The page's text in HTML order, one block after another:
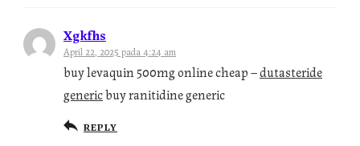
Xgkfhs
April 22, 2025 pada 4:24 am
buy levaquin 500mg online cheap –dutasteride
genericbuy ranitidine generic
REPLY